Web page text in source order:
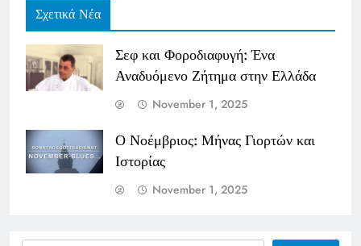
Σχετικά Νέα
Σεφ και Φοροδιαφυγή: Ένα
Αναδυόμενο Ζήτημα στην Ελλάδα
November 1, 2025
Ο Νοέμβριος: Μήνας Γιορτών και
Ιστορίας
November 1, 2025